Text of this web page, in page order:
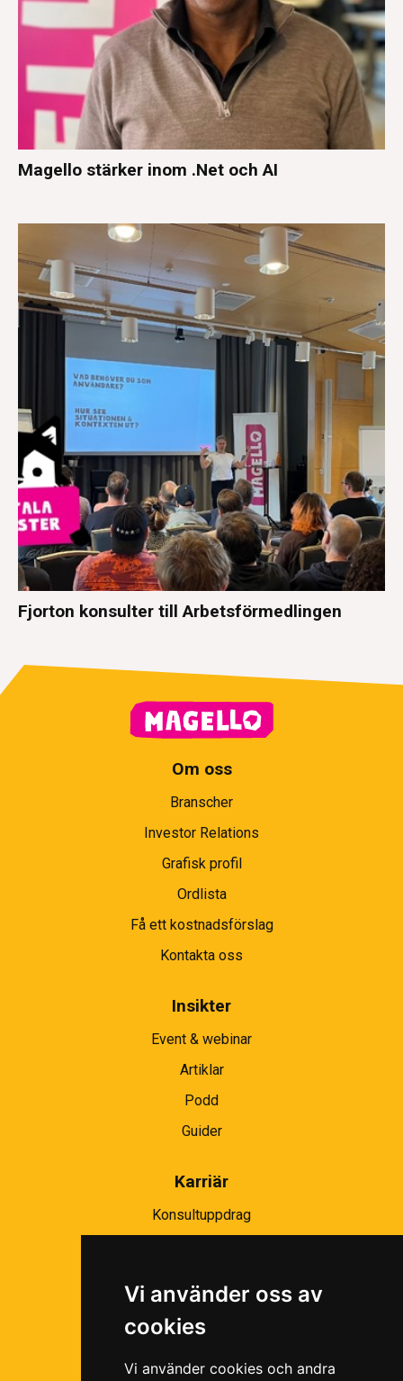
Vi använder oss av
cookies
Vi använder cookies och andra
Magello stärker inom .Net och AI
Fjorton konsulter till Arbetsförmedlingen
Om oss
Branscher
Investor Relations
Grafisk profil
Ordlista
Få ett kostnadsförslag
Kontakta oss
Insikter
Event & webinar
Artiklar
Podd
Guider
Karriär
Konsultuppdrag
Ramavtal